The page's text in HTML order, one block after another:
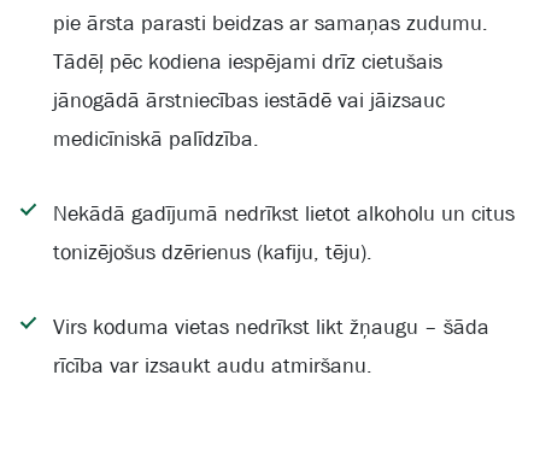
pie ārsta parasti beidzas ar samaņas zudumu.
Tādēļ pēc kodiena iespējami drīz cietušais
jānogādā ārstniecības iestādē vai jāizsauc
medicīniskā palīdzība.
Nekādā gadījumā nedrīkst lietot alkoholu un citus
tonizējošus dzērienus (kafiju, tēju).
Virs koduma vietas nedrīkst likt žņaugu – šāda
rīcība var izsaukt audu atmiršanu.